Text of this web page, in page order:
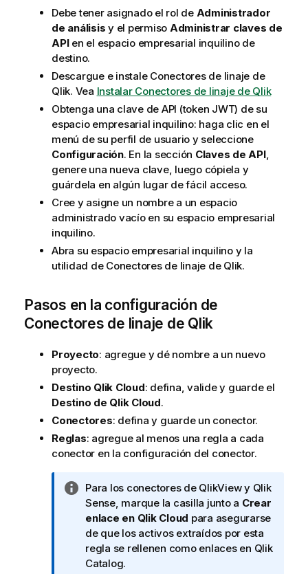
Debe tener asignado el rol de Administrador
de análisis y el permiso Administrar claves de
APIen el espacio empresarial inquilino de
destino.
Descargue e instale Conectores de linaje de
Qlik. Vea Instalar Conectores de linaje de Qlik
Obtenga una clave de API (token JWT) de su
espacio empresarial inquilino: haga clic en el
menú de su perfil de usuario y seleccione
Configuración. En la sección Claves de API,
genere una nueva clave, luego cópiela y
guárdela en algún lugar de fácil acceso.
Cree y asigne un nombre a un espacio
administrado vacío en su espacio empresarial
inquilino.
Abra su espacio empresarial inquilino y la
utilidad de Conectores de linaje de Qlik.
Pasos en la configuración de
Conectores de linaje de Qlik
Proyecto: agregue y dé nombre a un nuevo
proyecto.
Destino Qlik Cloud: defina, valide y guarde el
Destino de Qlik Cloud.
Conectores: defina y guarde un conector.
Reglas: agregue al menos una regla a cada
conector en la configuración del conector.
N
o
t
a
i
n
Para los conectores de QlikViewy Qlik
Sense, marque la casilla junto a Crear
enlace en Qlik Cloud para asegurarse
de que los activos extraídos por esta
regla se rellenen como enlaces en Qlik
Catalog.